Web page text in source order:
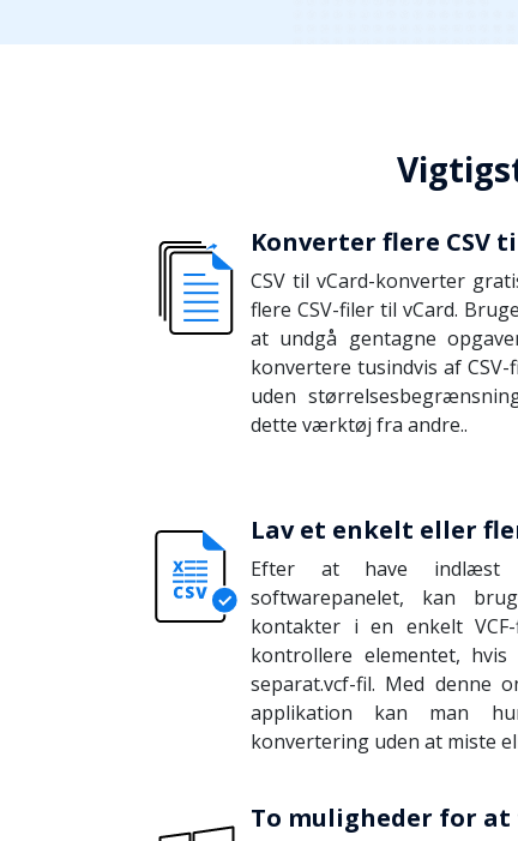
Konverter flere CSV
CSV til vCard-konverter
flere CSV-filer til vCard.
at undgå gentagne
konvertere tusindvis af
uden
dette værktøj fra andre..
Lav et enkelt eller
Efter at have indlæst
softwarepanelet, kan
kontakter i en enkelt
kontrollere elementet,
separat.vcf-fil. Med denne
applikation kan man
konvertering uden at miste
To muligheder for at